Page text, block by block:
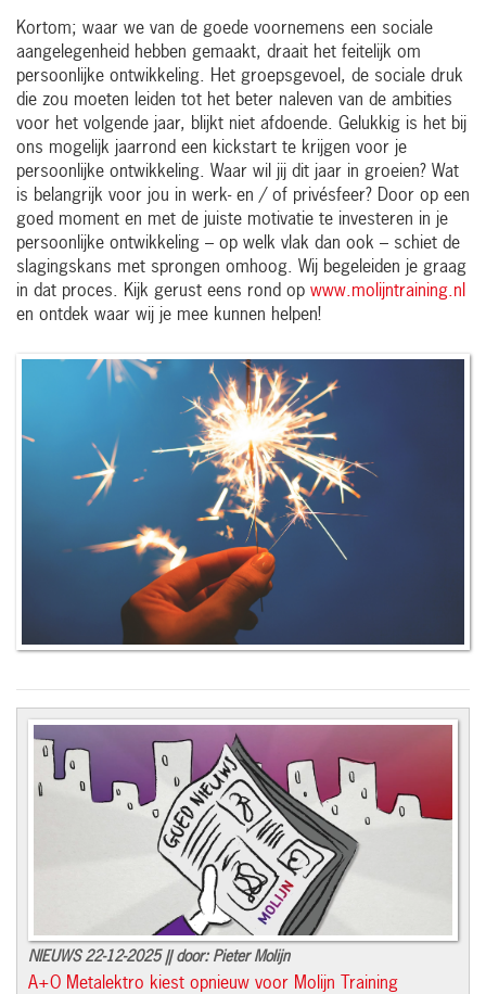
Kortom; waar we van de goede voornemens een sociale
aangelegenheid hebben gemaakt, draait het feitelijk om
persoonlijke ontwikkeling. Het groepsgevoel, de sociale druk
die zou moeten leiden tot het beter naleven van de ambities
voor het volgende jaar, blijkt niet afdoende. Gelukkig is het bij
ons mogelijk jaarrond een kickstart te krijgen voor je
persoonlijke ontwikkeling. Waar wil jij dit jaar in groeien? Wat
is belangrijk voor jou in werk- en / of privésfeer? Door op een
goed moment en met de juiste motivatie te investeren in je
persoonlijke ontwikkeling – op welk vlak dan ook – schiet de
slagingskans met sprongen omhoog. Wij begeleiden je graag
in dat proces. Kijk gerust eens rond op www.molijntraining.nl
en ontdek waar wij je mee kunnen helpen!
NIEUWS 22-12-2025 || door: Pieter Molijn
A+O Metalektro kiest opnieuw voor Molijn Training